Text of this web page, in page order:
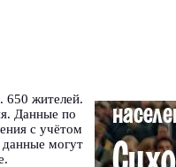
650 жителей.
Данные по
с учётом
могут